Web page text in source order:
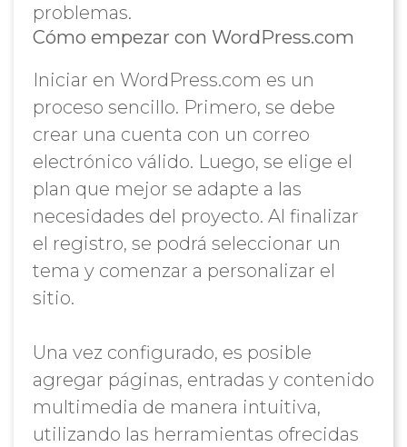
problemas.
Cómo empezar con WordPress.com
Iniciar en WordPress.com es un
proceso sencillo. Primero, se debe
crear una cuenta con un correo
electrónico válido. Luego, se elige el
plan que mejor se adapte a las
necesidades del proyecto. Al finalizar
el registro, se podrá seleccionar un
tema y comenzar a personalizar el
sitio.
Una vez configurado, es posible
agregar páginas, entradas y contenido
multimedia de manera intuitiva,
utilizando las herramientas ofrecidas